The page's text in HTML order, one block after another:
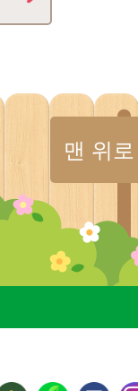
맨 위